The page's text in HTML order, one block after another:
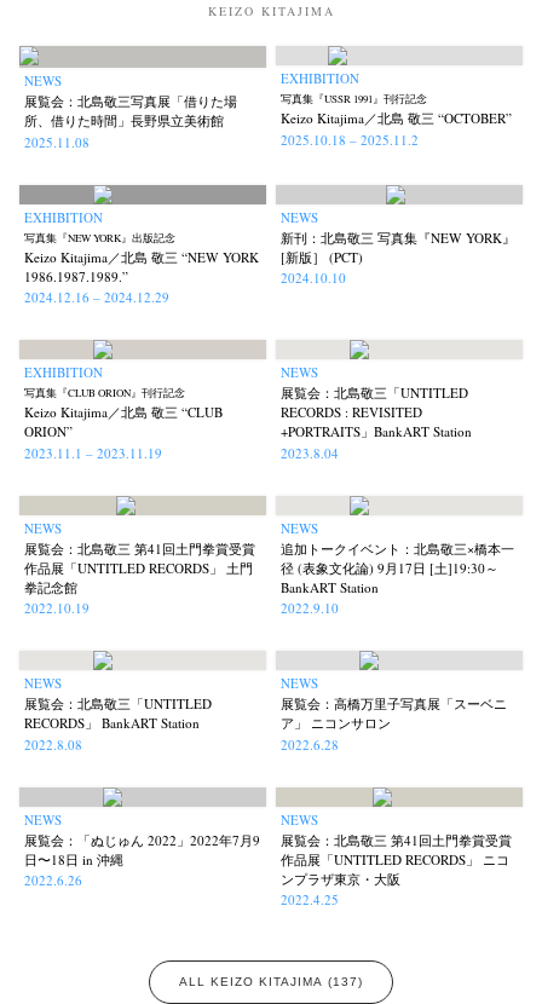
News Exhibition Members Workshop Documents
Akifumi Tanaka Fumikiyo Nagamachi (27)
Kazuyuki Kawaguchi (42) Keiko Sasaoka (267) Keizo Kitajima (220) Kota Kishi
Mariko Takahashi Masashi Otomo
photographers' gallery File photographers’ gallery press
Postwar and Shōwa-Era Publication
Renchan (21) Review (23) Rintaro Kameoka (32) Shoreline (56)
Yu Shinoda Yuki Kasama
KEIZO KITAJIMA
NEWS
展覧会：北島敬三写真展「借りた場
所、借りた時間」長野県立美術館
2025.11.08
EXHIBITION
写真集『USSR 1991』刊行記念
Keizo Kitajima／北島 敬三 “OCTOBER”
2025.10.18 – 2025.11.2
EXHIBITION
写真集『NEW YORK』出版記念
Keizo Kitajima／北島 敬三 “NEW YORK
1986.1987.1989.”
2024.12.16 – 2024.12.29
NEWS
新刊：北島敬三 写真集『NEW YORK』
[新版］ (PCT)
2024.10.10
EXHIBITION
写真集『CLUB ORION』刊行記念
Keizo Kitajima／北島 敬三 “CLUB
ORION”
2023.11.1 – 2023.11.19
NEWS
展覧会：北島敬三「UNTITLED
RECORDS : REVISITED
+PORTRAITS」BankART Station
2023.8.04
NEWS
展覧会：北島敬三 第41回土門拳賞受賞
作品展「UNTITLED RECORDS」 土門
拳記念館
2022.10.19
NEWS
追加トークイベント：北島敬三×橋本一
径 (表象文化論) 9月17日 [土]19:30～
BankART Station
2022.9.10
NEWS
展覧会：北島敬三「UNTITLED
RECORDS」 BankART Station
2022.8.08
NEWS
展覧会：高橋万里子写真展「スーベニ
ア」 ニコンサロン
2022.6.28
NEWS
展覧会：「ぬじゅん 2022」2022年7月9
日〜18日 in 沖縄
2022.6.26
NEWS
展覧会：北島敬三 第41回土門拳賞受賞
作品展「UNTITLED RECORDS」 ニコ
ンプラザ東京・大阪
2022.4.25
ALL KEIZO KITAJIMA (137)